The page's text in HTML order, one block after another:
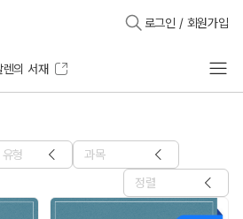
로그인 / 회원가입
렌의 서재
형
과목
정렬